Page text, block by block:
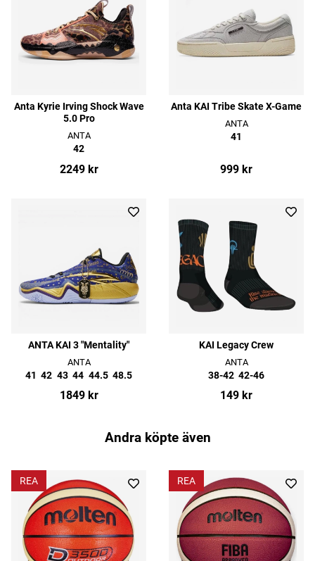
Anta Kyrie Irving Shock Wave
5.0 Pro
ANTA
42
2249 kr
Anta KAI Tribe Skate X-Game
ANTA
41
999 kr
ANTA KAI 3 "Mentality"
ANTA
41 42 43 44 44.5 48.5
1849 kr
KAI Legacy Crew
ANTA
38-42 42-46
149 kr
Andra köpte även
REA REA